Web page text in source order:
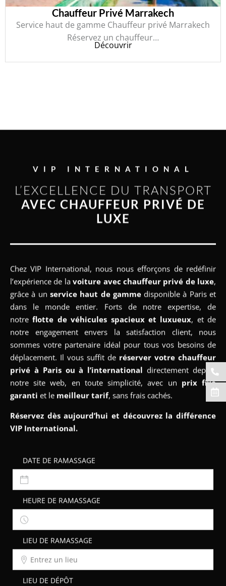
Chauffeur Privé Alger
Chauffeur Privé Alger Vous rêvez d’un transport
confortable et sans…
Découvrir
L’EXCELLENCE DU TRANSPORT
AVEC CHAUFFEUR PRIVÉ DE
LUXE
Chez VIP International, nous nous efforçons de redéfinir
grâce à unservice haut de gammedisponible à Paris et
dans le monde entier. Forts de notre expertise, de
notreflotte de véhicules spacieux et luxueux, et de
notre engagement envers la satisfaction client, nous
sommes votre partenaire idéal pour tous vos besoins de
déplacement. Il vous suffit deréserver votre chauffeur
privé à Paris ou à l’international directement depuis
notre site web, en toute simplicité, avec unprix fixe
garantiet lemeilleur tarif, sans frais cachés.
Réservez dès aujourd’hui et découvrez la différence
HEURE DE RAMASSAGE
LIEU DE RAMASSAGE
LIEU DE DÉPÔT